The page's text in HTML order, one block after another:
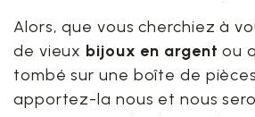
Alors, que vous cherchiez à
de vieux bijoux en argent ou
tombé sur une boîte de
apportez-la nous et nous